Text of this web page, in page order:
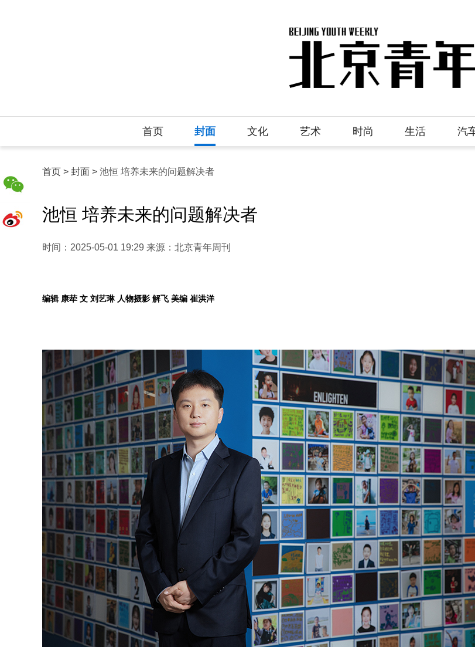
首页 封面 文化 艺术 时尚 生活 汽
首页 > 封面 > 池恒 培养未来的问题解决者
池恒 培养未来的问题解决者
时间：2025-05-01 19:29 来源：北京青年周刊
编辑 康荦 文 刘艺琳 人物摄影 解飞 美编 崔洪洋